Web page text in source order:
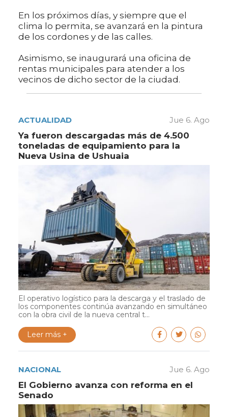
En los próximos días, y siempre que el
clima lo permita, se avanzará en la pintura
de los cordones y de las calles.
Asimismo, se inaugurará una oficina de
rentas municipales para atender a los
vecinos de dicho sector de la ciudad.
ACTUALIDAD Jue 6. Ago
Ya fueron descargadas más de 4.500
toneladas de equipamiento para la
Nueva Usina de Ushuaia
El operativo logístico para la descarga y el traslado de
los componentes continúa avanzando en simultáneo
con la obra civil de la nueva central t...
Leer más +
NACIONAL Jue 6. Ago
El Gobierno avanza con reforma en el
Senado